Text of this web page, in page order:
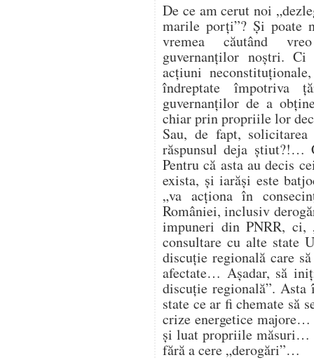
De ce am cerut noi
marile porți”? Și poate
vremea căutând
guvernanților noștri.
acțiuni
îndreptate împotriva
guvernanților de a
chiar prin propriile lor
Sau, de fapt,
răspunsul deja știut?!…
Pentru că asta au decis
exista, și iarăși este
„va acționa în
României, inclusiv
impuneri din PNRR, ci,
consultare cu alte state
discuție regională care
afectate… Așadar, să
discuție regională”.
state ce ar fi chemate să
crize energetice
și luat propriile măsuri…
fără a cere „derogări”…